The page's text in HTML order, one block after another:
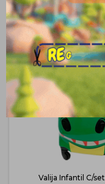
Productos
Valija Infantil C/set